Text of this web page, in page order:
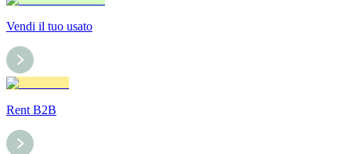
Vendi il tuo usato
Rent B2B